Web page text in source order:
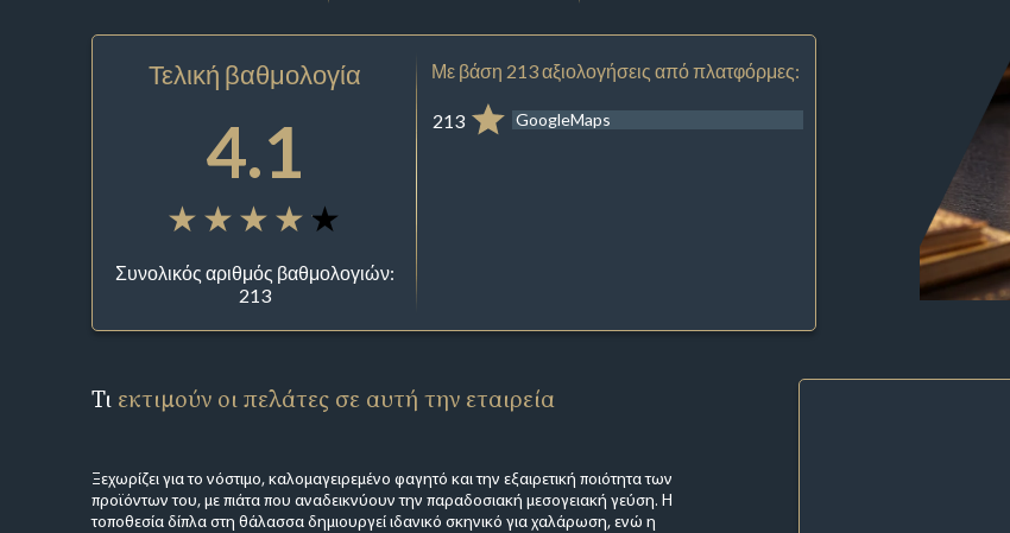
Τελική βαθμολογία
4.1
Συνολικός αριθμός βαθμολογιών:
213
Με βάση 213 αξιολογήσεις από πλατφόρμες:
213 GoogleMaps
Τι εκτιμούν οι πελάτες σε αυτή την εταιρεία
Ξεχωρίζει για το νόστιμο, καλομαγειρεμένο φαγητό και την εξαιρετική ποιότητα των
προϊόντων του, με πιάτα που αναδεικνύουν την παραδοσιακή μεσογειακή γεύση. Η
τοποθεσία δίπλα στη θάλασσα δημιουργεί ιδανικό σκηνικό για χαλάρωση, ενώ η